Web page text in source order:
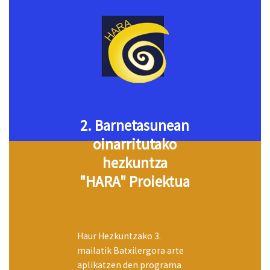
2. Barnetasunean
oinarritutako
hezkuntza
Haur Hezkuntzako 3.
mailatik Batxilergora arte
aplikatzen den programa
honela gure ikastetxeetako
pertsonak: